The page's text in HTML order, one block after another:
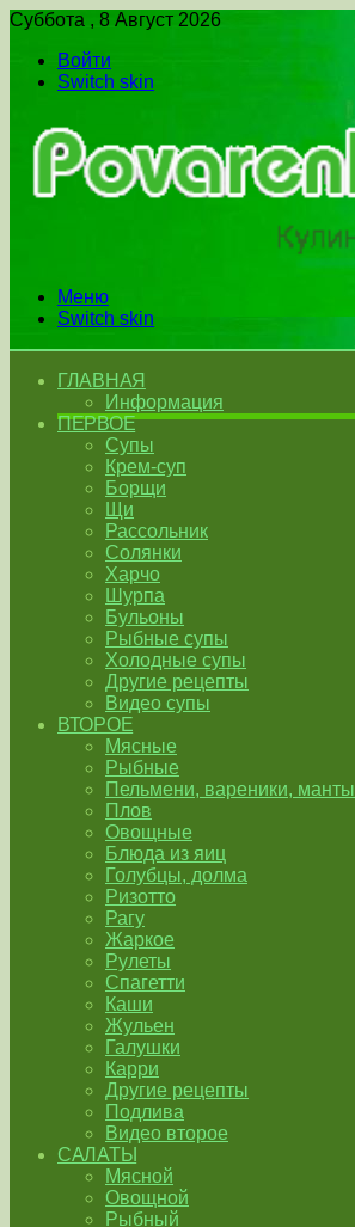
Суббота , 8 Август 2026
Войти
Switch skin
Меню
Switch skin
ГЛАВНАЯ
Информация
ПЕРВОЕ
Супы
Крем-суп
Борщи
Щи
Рассольник
Солянки
Харчо
Шурпа
Бульоны
Рыбные супы
Холодные супы
Другие рецепты
Видео супы
ВТОРОЕ
Мясные
Рыбные
Пельмени, вареники, манты
Плов
Овощные
Блюда из яиц
Голубцы, долма
Ризотто
Рагу
Жаркое
Рулеты
Спагетти
Каши
Жульен
Галушки
Карри
Другие рецепты
Подлива
Видео второе
САЛАТЫ
Мясной
Овощной
Рыбный